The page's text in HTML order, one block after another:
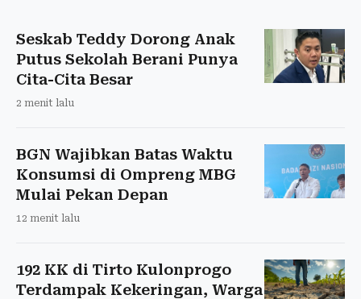
Seskab Teddy Dorong Anak
Putus Sekolah Berani Punya
Cita-Cita Besar
2 menit lalu
BGN Wajibkan Batas Waktu
Konsumsi di Ompreng MBG
Mulai Pekan Depan
12 menit lalu
192 KK di Tirto Kulonprogo
Terdampak Kekeringan, Warga